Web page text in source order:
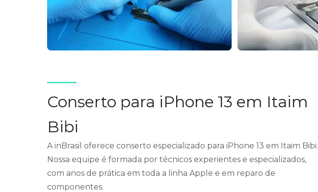
Conserto para iPhone 13 em Itaim
Bibi
A inBrasil oferece conserto especializado para iPhone 13 em Itaim Bibi.
Nossa equipe é formada por técnicos experientes e especializados,
com anos de prática em toda a linha Apple e em reparo de
componentes.